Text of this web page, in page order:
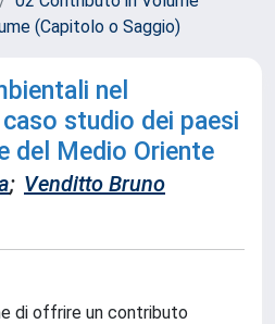
(Capitolo o Saggio)
nel
studio dei paesi
del Medio Oriente
; Venditto Bruno
di offrire un contributo